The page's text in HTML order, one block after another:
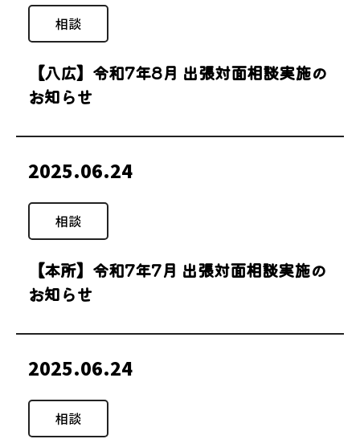
相談
【八広】令和7年8月 出張対面相談実施の
お知らせ
2025.06.24
相談
【本所】令和7年7月 出張対面相談実施の
お知らせ
2025.06.24
相談